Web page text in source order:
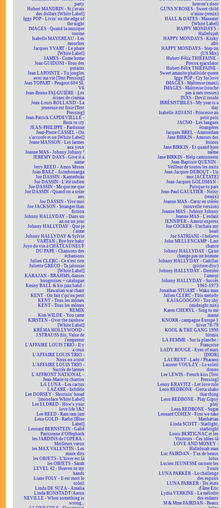
party
Hubert MANDRIN - Si j'avais
des dollars [White Label]
Iggy POP - Livin' on the edge of
the night
IMAGES - Quand la musique
tourne
Isabelle MAYEREAU - Les
mouches
Jacques YVART - Le phare
[White Label]
JAMES - Come home
Jean GUIDONI - Tous des
putains
Jean LAPOINTE - Tu jongles
avec ma vie [Test Pressing]
Jean TOPART - Peugeot 604 SL
V6
Jean-Bruno FALGUIÈRE - Les
écrans de cinéma
Jean-Louis ROLLAND - La
jeunesse est finie [Test
Pressing]
Jean-Patrick CAPDEVIELLE -
Born to cry
JEAN-PHILIPPE - Pardonne
Jean-Pierre CASSEL - On
s'accorde et on [White Label]
Jeane MANSON - Les larmes
aux yeux
Jeanne MAS - Johnny Johnny ²
JEREMY DAYS - Give it a
name
Jerry REED - Amos Moses
Joan BAEZ - Asimbonanga
Joe DASSIN - Kanterbräu
Joe DASSIN - L'été indien
Joe DASSIN - Me que me que
Joe DASSIN - Quand on a seize
ans
Joe DASSIN - Vive moi
Joe JACKSON - Stranger than
fiction
Johnny HALLYDAY - Dans un
an ou un jour
Johnny HALLYDAY - Que je
t'aime
Johnny HALLYDAY & Sylvie
VARTAN - Bye bye baby
Joye du vin à CHÂTEAUNEUF
DU PAPE - Chansons des
échansons
Julien CLERC - Ce n'est rien
Juliette GRÉCO - Ta jalousie
[White Label]
KARAJAN - BRAHMS, danses
hongroises + catalogue
Kenny BALL & his jazz band -
Hawaiian war chant
KENT - On fait c'qu'on peut
KENT - Tous les mômes
KENT - Tous les mômes
REMIX
Kim WILDE - You came
KIRSTEN - Over the rainbow
[White Label]
KRÉMA HOLLYWOOD -
J.STRAUSS fils, Valse de
l'empereur
L'AFFAIRE LOUIS TRIO - Il y
a ceux
L'AFFAIRE LOUIS TRIO -
Nous on a tout
L'AFFAIRE LOUIS TRIO -
Succès de larmes
L'AFFRONT NATIONAL -
Jean-Marie tu charries
LA LUNA - Les cactus
LAZARE - Infidèle
Lee DORSEY - Shortnin' bread
[monoface White Label]
Lee ELDRED - How's your
love life 1&2
Lee REED - Ram ram jam
Lena GOLD - Radio [Blue
Label]
Leonard BERNSTEIN - Gaîté
Parisienne d'Offenbach
les JARDINS de l'OPÉRA -
Meilleurs vœux
les MAX VALENTIN - Les
maux dits
les OBJETS - L'hiver est là
les OBJETS - Sarah
LEVEL 42 - Heaven in my
hands
Liane FOLY - Il est mort le
soleil
Linda DE SUZA - Amalia
Linda RONSTADT/Aaron
NEVILLE - When something is
wrong...
heaven's door
GUNS N'ROSES - Sweet child
o'mine (remix)
HALL & OATES - Maneater
[White Label]
HAPPY MONDAYS -
Hallelujah
HAPPY MONDAYS - Kinky
afro
HAPPY MONDAYS - Step on
(US Mix)
Hubert-Félix THIÉFAINE -
Precox ejaculator
Hubert-Félix THIÉFAINE -
Sweet amanite phalloïde queen
Iggy POP - Cry for love
IMAGES - Maîtresse (maxi)
IMAGES - Maîtresse (touche
pas à mes tresses)
INXS - Devil inside
IRRÉSISTIBLES - My year is a
day
Isabelle ADJANI - Princesse au
petit pois
JACNO - Les langues
étrangères
Jacques BREL - Amsterdam
Jane BIRKIN - Amours des
feintes
Jane BIRKIN - Et quand bien
même
Jane BIRKIN - Help camionneur
Jean-Baptiste QUENIN -
Veilleur de toutes les nuits
Jean-Jacques DEBOUT - Un
mot [ACÉTATE]
Jean-Jacques GOLDMAN -
Puisque tu pars
Jean-Paul GAULTIER - Noisy
(remix)
Jeanne MAS - Cœur en stéréo
(nouvelle version)
Jeanne MAS - Johnny Johnny
Jeanne MAS - L'enfant
JENNIFER - Amour express
Joe COCKER - Unchain my
heart
Joe SATRIANI - I believe
John MELLENCAMP - Last
chance
Johnny HALLYDAY - Ça ne
change pas un homme
Johnny HALLYDAY - Cadillac
(picture-disc)
Johnny HALLYDAY - Derrière
l'amour
Johnny HALLYDAY - Succès
1961-1973
Jonathan STUART - Wako man
Julien CLERC - This melody
KAJAGOOGOO - Too shy
(midnight mix)
Karen CHERYL - Sing to me
mama
KNORR - campagne Europe 1
hiver 78-79
KOOL & THE GANG 1990
hitmix
LA FEMME - Sur la planche /
Françoise
LADY ROUGE - Eyes of mars
[DIOR]
LAURENT - Lady / Pharaon
Laurent VOULZY - Le soleil
donne
Lee LEWIS - French kiss [Test
Pressing]
Lenny KRAVITZ - Let love rule
Leon REDBONE - Gotta shake
that thing
Leon REDBONE - Play Gipsy
play
Leon REDBONE - Sugar
Leonard COHEN - First we take
Manhattan
Linda SCOTT - Starlight,
starbright
Louis BERTIGNAC et les
Visiteurs - Ces idées-là
LOVE AND MONEY -
Halleluiah man
Luc FAIRDAN - T'as de beaux
lolos
Lucien JEUNESSE raconte les
3 ours
LUNA PARKER - Le challenge
des espoirs
LUNA PARKER - Tes états
d'âme Eric
Lydia VERKINE - La mélodie
des enfants
M & Mme FAIRDAN - Beaux